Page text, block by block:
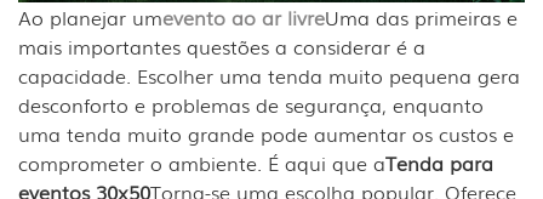
Ao planejar umevento ao ar livreUma das primeiras e
mais importantes questões a considerar é a
capacidade. Escolher uma tenda muito pequena gera
desconforto e problemas de segurança, enquanto
uma tenda muito grande pode aumentar os custos e
comprometer o ambiente. É aqui que aTenda para
eventos 30x50Torna-se uma escolha popular. Oferece